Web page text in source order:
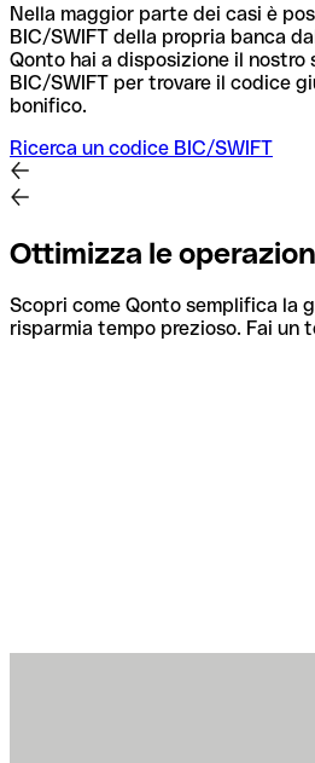
Nella maggior parte dei casi è
BIC/SWIFT della propria banca
Qonto hai a disposizione il
BIC/SWIFT per trovare il codice
bonifico.
Ricerca un codice BIC/SWIFT
Ottimizza le
Scopri come Qonto semplifica la
risparmia tempo prezioso. Fai un